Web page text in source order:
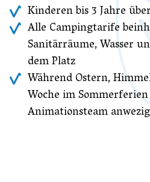
Kinderen bis 3 Jahre
Alle Campingtarife
Sanitärräume, Wasser
dem Platz
Während Ostern,
Woche im
Animationsteam anwezig